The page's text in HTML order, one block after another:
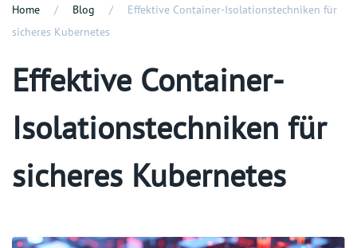
Home Blog
Effektive Container-Isolationstechniken für
sicheres Kubernetes
Effektive Container-
Isolationstechniken für
sicheres Kubernetes